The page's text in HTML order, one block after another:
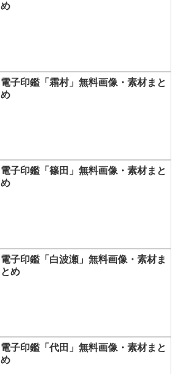
め
電子印鑑「霜村」無料画像・素材まと
め
電子印鑑「篠田」無料画像・素材まと
め
電子印鑑「白波瀬」無料画像・素材ま
とめ
電子印鑑「代田」無料画像・素材まと
め